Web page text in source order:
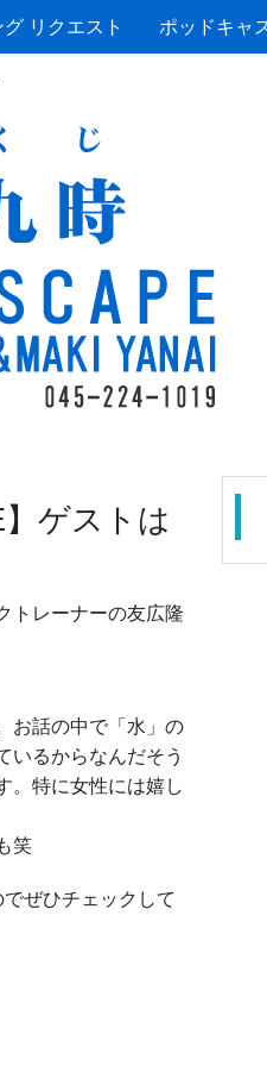
リクエスト ポッドキャ
ゲストは
トレーナーの友広隆
お話の中で「水」の
いるからなんだそう
。特に女性には嬉し
笑
ぜひチェックして